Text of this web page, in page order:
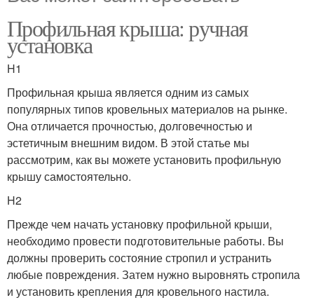
Профильная крыша: ручная
установка
H1
Профильная крыша является одним из самых
популярных типов кровельных материалов на рынке.
Она отличается прочностью, долговечностью и
эстетичным внешним видом. В этой статье мы
рассмотрим, как вы можете установить профильную
крышу самостоятельно.
H2
Прежде чем начать установку профильной крыши,
необходимо провести подготовительные работы. Вы
должны проверить состояние стропил и устранить
любые повреждения. Затем нужно выровнять стропила
и установить крепления для кровельного настила.